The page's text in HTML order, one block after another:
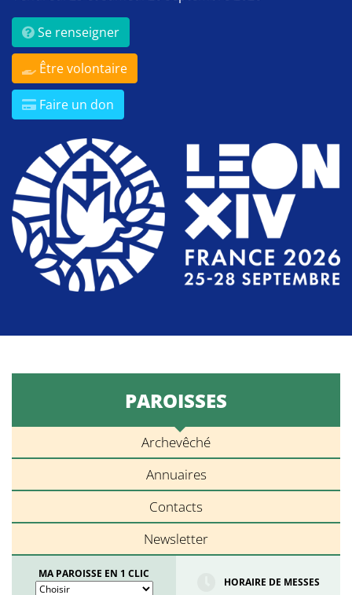
Se renseigner
Être volontaire
Faire un don
PAROISSES
Archevêché
Annuaires
Contacts
Newsletter
MA PAROISSE EN 1 CLIC
HORAIRE DE MESSES